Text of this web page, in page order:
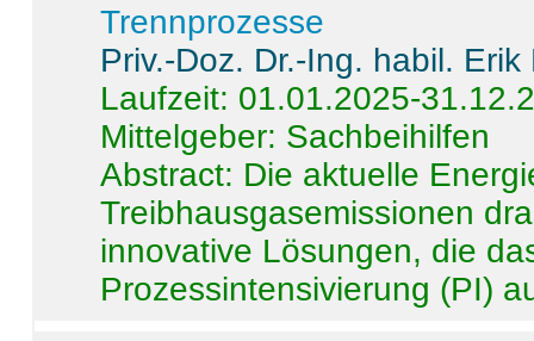
Trennprozesse
Priv.-Doz. Dr.-Ing. habil. Erik
Laufzeit: 01.01.2025-
Mittelgeber: Sachbeihilfen
Abstract: Die aktuelle
Treibhausgasemissionen
innovative Lösungen, die
Prozessintensivierung (PI)